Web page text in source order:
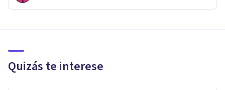
Quizás te interese